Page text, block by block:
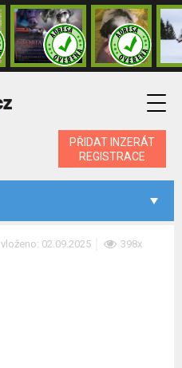
PŘIDAT INZERÁT
REGISTRACE
vloženo: 02.09.2025 398x